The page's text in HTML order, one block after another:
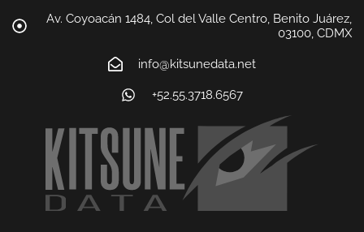
Av. Coyoacán 1484, Col del Valle Centro, Benito Juárez,
03100, CDMX
info@kitsunedata.net
+52.55.3718.6567